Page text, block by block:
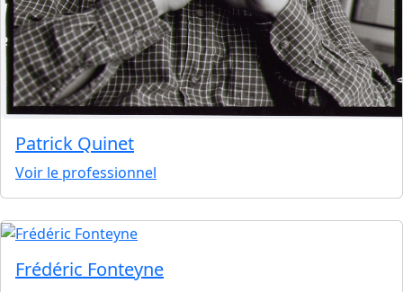
Patrick Quinet
Voir le professionnel
Frédéric Fonteyne